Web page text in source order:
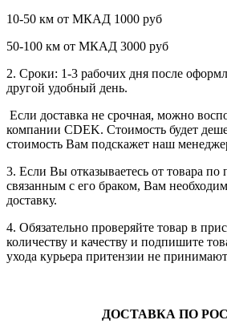
10-50 км от МКАД 1000 руб
50-100 км от МКАД 3000 руб
2. Сроки: 1-3 рабочих дня после
другой удобный день.
Если доставка не срочная, можно
компании СDEK. Стоимость будет
стоимость Вам подскажет наш
3. Если Вы отказываетесь от товара по
связанным с его браком, Вам
доставку.
4. Обязательно проверяйте товар в
количеству и качеству и подпишите
ухода курьера притензии не
ДОСТАВКА ПО